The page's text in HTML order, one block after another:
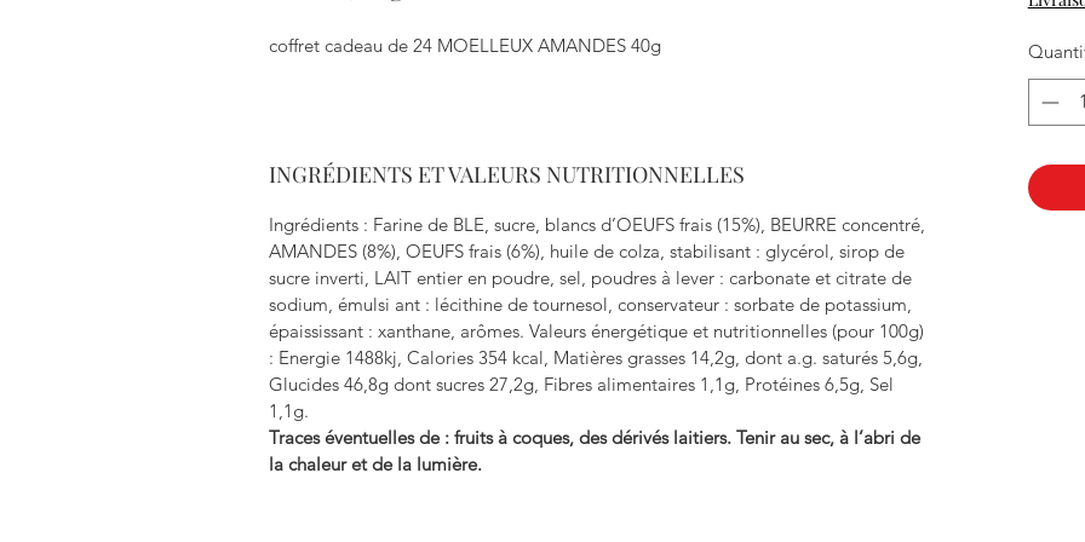
coffret cadeau de 24 MOELLEUX AMANDES 40g
INGRÉDIENTS ET VALEURS NUTRITIONNELLES
Ingrédients : Farine de BLE, sucre, blancs d’OEUFS frais (15%), BEURRE concentré,
AMANDES (8%), OEUFS frais (6%), huile de colza, stabilisant : glycérol, sirop de
sucre inverti, LAIT entier en poudre, sel, poudres à lever : carbonate et citrate de
sodium, émulsi ant : lécithine de tournesol, conservateur : sorbate de potassium,
épaississant : xanthane, arômes. Valeurs énergétique et nutritionnelles (pour 100g)
: Energie 1488kj, Calories 354 kcal, Matières grasses 14,2g, dont a.g. saturés 5,6g,
Glucides 46,8g dont sucres 27,2g, Fibres alimentaires 1,1g, Protéines 6,5g, Sel
1,1g.
Traces éventuelles de : fruits à coques, des dérivés laitiers. Tenir au sec, à l’abri de
la chaleur et de la lumière.